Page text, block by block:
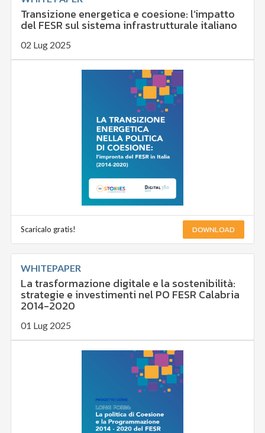
Transizione energetica e coesione: l’impatto
del FESR sul sistema infrastrutturale italiano
02 Lug 2025
Scaricalo gratis! DOWNLOAD
WHITEPAPER
La trasformazione digitale e la sostenibilità:
strategie e investimenti nel PO FESR Calabria
2014-2020
01 Lug 2025